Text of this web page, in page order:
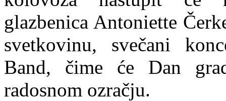
glazbenica Antoniette
svetkovinu, svečani
Band, čime će Dan
radosnom ozračju.